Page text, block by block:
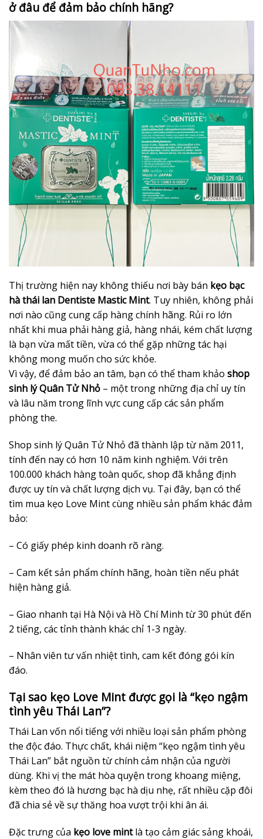
ở đâu để đảm bảo chính hãng?
Thị trường hiện nay không thiếu nơi bày bán kẹo bạc
hà thái lan Dentiste Mastic Mint. Tuy nhiên, không phải
nơi nào cũng cung cấp hàng chính hãng. Rủi ro lớn
nhất khi mua phải hàng giả, hàng nhái, kém chất lượng
là bạn vừa mất tiền, vừa có thể gặp những tác hại
không mong muốn cho sức khỏe.
Vì vậy, để đảm bảo an tâm, bạn có thể tham khảo shop
sinh lý Quân Tử Nhỏ – một trong những địa chỉ uy tín
và lâu năm trong lĩnh vực cung cấp các sản phẩm
phòng the.
Shop sinh lý Quân Tử Nhỏ đã thành lập từ năm 2011,
tính đến nay có hơn 10 năm kinh nghiệm. Với trên
100.000 khách hàng toàn quốc, shop đã khẳng định
được uy tín và chất lượng dịch vụ. Tại đây, bạn có thể
tìm mua kẹo Love Mint cùng nhiều sản phẩm khác đảm
bảo:
– Có giấy phép kinh doanh rõ ràng.
– Cam kết sản phẩm chính hãng, hoàn tiền nếu phát
hiện hàng giả.
– Giao nhanh tại Hà Nội và Hồ Chí Minh từ 30 phút đến
2 tiếng, các tỉnh thành khác chỉ 1-3 ngày.
– Nhân viên tư vấn nhiệt tình, cam kết đóng gói kín
đáo.
Tại sao kẹo Love Mint được gọi là “kẹo ngậm
tình yêu Thái Lan”?
Thái Lan vốn nổi tiếng với nhiều loại sản phẩm phòng
the độc đáo. Thực chất, khái niệm “kẹo ngậm tình yêu
Thái Lan” bắt nguồn từ chính cảm nhận của người
dùng. Khi vị the mát hòa quyện trong khoang miệng,
kèm theo đó là hương bạc hà dịu nhẹ, rất nhiều cặp đôi
đã chia sẻ về sự thăng hoa vượt trội khi ân ái.
Đặc trưng của kẹo love mintlà tạo cảm giác sảng khoái,